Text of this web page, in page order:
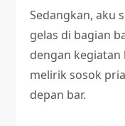
Sedangkan, aku
gelas di bagian
dengan kegiatan
melirik sosok
depan bar.